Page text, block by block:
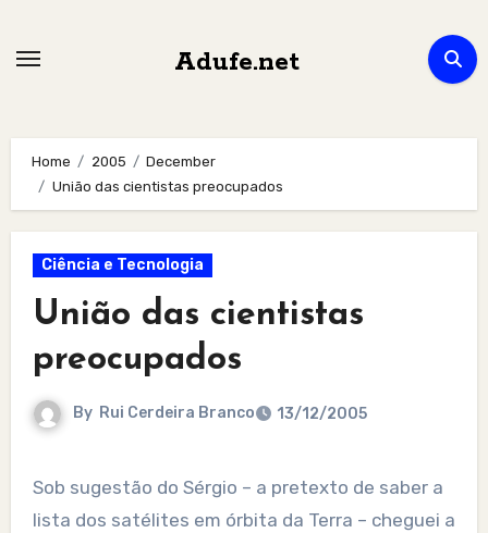
Adufe.net
Home 2005
December
União das cientistas preocupados
Ciência e Tecnologia
União das cientistas
preocupados
By Rui Cerdeira Branco 13/12/2005
Sob sugestão do Sérgio – a pretexto de saber a
lista dos satélites em órbita da Terra – cheguei a